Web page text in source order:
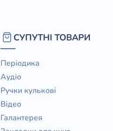
СУПУТНІ ТОВАРИ
Періодика
Аудіо
Ручки кулькові
Відео
Галантерея